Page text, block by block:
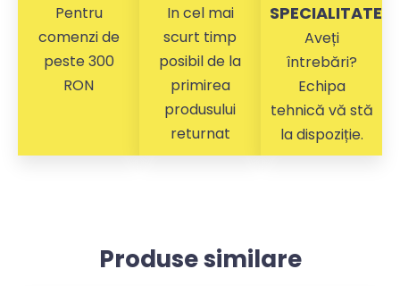
Pentru
comenzi de
peste 300
RON
In cel mai
scurt timp
posibil de la
primirea
produsului
returnat
SPECIALITATE
Aveți
întrebări?
Echipa
tehnică vă stă
la dispoziție.
Produse similare